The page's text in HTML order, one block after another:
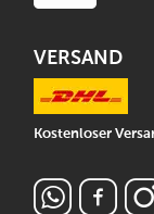
VERSAND
Kostenloser